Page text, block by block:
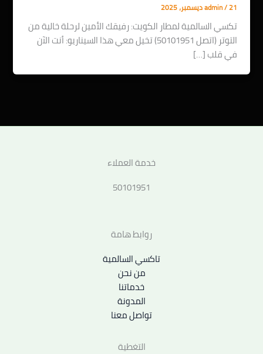
admin/21 ديسمبر، 2025
تكسي السالمية لمطار الكويت: رفيقك الأمين لرحلة خالية من
التوتر (اتصل 50101951) تخيل معي هذا السيناريو: أنت الآن
في قلب […]
خدمة العملاء
50101951
روابط هامة
تاكسي السالمية
من نحن
خدماتنا
المدونة
تواصل معنا
التغطية